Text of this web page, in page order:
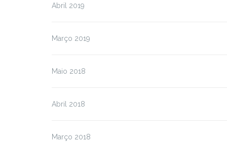
Abril 2019
Março 2019
Maio 2018
Abril 2018
Março 2018